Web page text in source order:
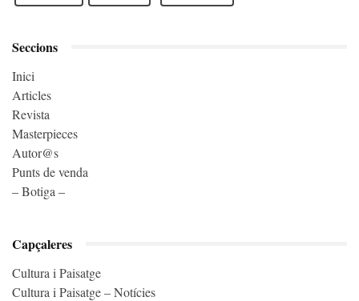
Seccions
Inici
Articles
Revista
Masterpieces
Autor@s
Punts de venda
– Botiga –
Capçaleres
Cultura i Paisatge
Cultura i Paisatge – Notícies